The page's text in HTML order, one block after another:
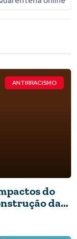
ANTIRRACISMO
do
da